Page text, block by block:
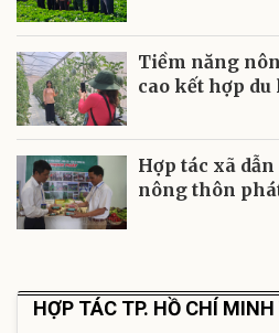
Tiềm năng
cao kết hợp
Hợp tác xã
nông thôn
HỢP TÁC TP. HỒ CHÍ